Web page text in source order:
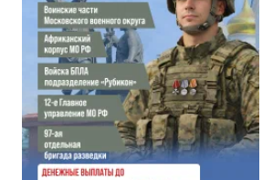
Обращения пострадавших продавцов WB
рассмотрят на заседании оперштаба в
августе
17:21
Нижегородская область вошла в число
лидеров научно-популярного туризма
17:10